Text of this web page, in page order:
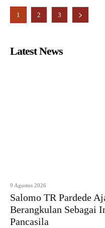
1 2 3
Latest News
9 Agustus 2026
Salomo TR Pardede
Berangkulan Sebagai
Pancasila